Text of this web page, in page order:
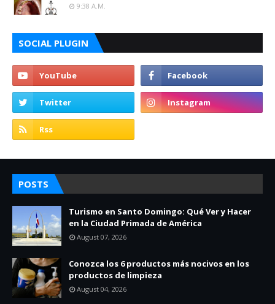
9:38 A.m.
SOCIAL PLUGIN
POSTS
Turismo en Santo Domingo: Qué Ver y Hacer
en la Ciudad Primada de América
August 07, 2026
Conozca los 6 productos más nocivos en los
productos de limpieza
August 04, 2026